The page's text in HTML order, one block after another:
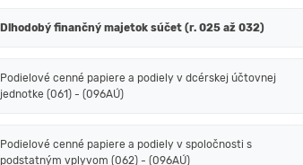
Dlhodobý finančný majetok súčet (r. 025 až 032)
Podielové cenné papiere a podiely v dcérskej účtovnej
jednotke (061) - (096AÚ)
Podielové cenné papiere a podiely v spoločnosti s
podstatným vplyvom (062) - (096AÚ)